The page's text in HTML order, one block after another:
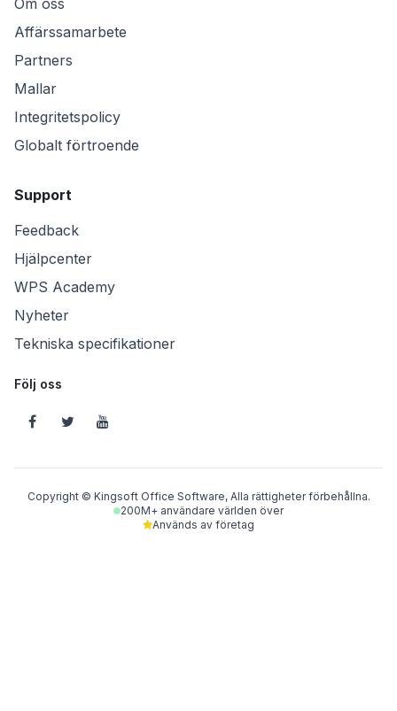
Om oss
Affärssamarbete
Partners
Mallar
Integritetspolicy
Globalt förtroende
Support
Feedback
Hjälpcenter
WPS Academy
Nyheter
Tekniska specifikationer
Följ oss
Copyright © Kingsoft Office Software, Alla rättigheter förbehållna.
200M+ användare världen över
Används av företag